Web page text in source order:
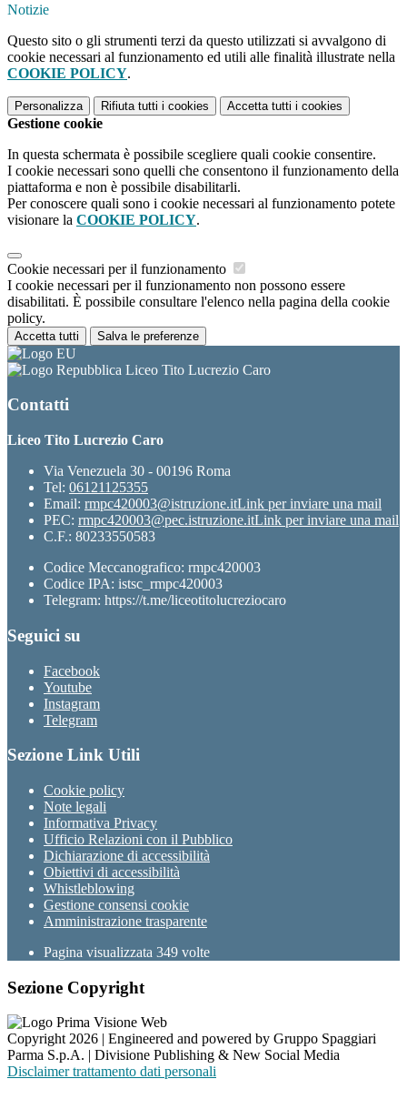
Notizie
Questo sito o gli strumenti terzi da questo utilizzati si avvalgono di
cookie necessari al funzionamento ed utili alle finalità illustrate nella
COOKIE POLICY.
Personalizza Rifiuta tutti i cookies Accetta tutti i cookies
Gestione cookie
In questa schermata è possibile scegliere quali cookie consentire.
I cookie necessari sono quelli che consentono il funzionamento della
piattaforma e non è possibile disabilitarli.
Per conoscere quali sono i cookie necessari al funzionamento potete
visionare la COOKIE POLICY.
Cookie necessari per il funzionamento
I cookie necessari per il funzionamento non possono essere
disabilitati. È possibile consultare l'elenco nella pagina della cookie
policy.
Accetta tutti Salva le preferenze
Liceo Tito Lucrezio Caro
Contatti
Liceo Tito Lucrezio Caro
Via Venezuela 30 - 00196 Roma
Tel: 06121125355
Email: rmpc420003@istruzione.itLink per inviare una mail
PEC: rmpc420003@pec.istruzione.itLink per inviare una mail
C.F.: 80233550583
Codice Meccanografico: rmpc420003
Codice IPA: istsc_rmpc420003
Telegram: https://t.me/liceotitolucreziocaro
Seguici su
Facebook
Youtube
Instagram
Telegram
Sezione Link Utili
Cookie policy
Note legali
Informativa Privacy
Ufficio Relazioni con il Pubblico
Dichiarazione di accessibilità
Obiettivi di accessibilità
Whistleblowing
Gestione consensi cookie
Amministrazione trasparente
Pagina visualizzata 349 volte
Sezione Copyright
Copyright 2026 | Engineered and powered by Gruppo Spaggiari
Parma S.p.A. | Divisione Publishing & New Social Media
Disclaimer trattamento dati personali